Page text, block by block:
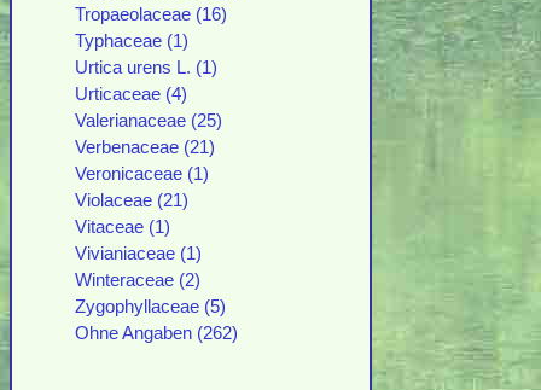
Tropaeolaceae (16)
Typhaceae (1)
Urtica urens L. (1)
Urticaceae (4)
Valerianaceae (25)
Verbenaceae (21)
Veronicaceae (1)
Violaceae (21)
Vitaceae (1)
Vivianiaceae (1)
Winteraceae (2)
Zygophyllaceae (5)
Ohne Angaben (262)